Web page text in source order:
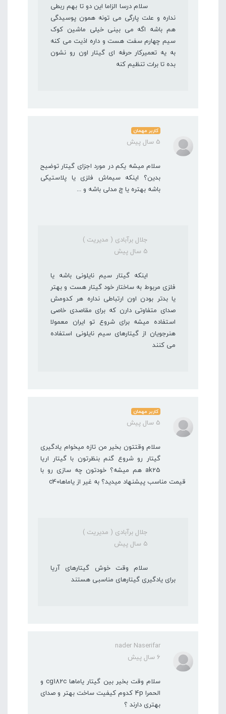
سلام درسا الزاما این دو تا بهم ربطی
نداره و علت پارگی می تونه همون پوسیدگی
هم باشه اگه می بینی خیلی ماشین کوک
سیم چهارم سفت هست و داره اذیت می کنه
به یه تعمیرکار حرفه ای گیتار اون رو نشون
بده تا برات تنظیم کنه
کاربر مهمان
5 سال پیش
سلام میشه یکم در مورد اجزای گیتار توضیح
بدین؟ اینکه سیماش فلزی یا پلاستیکی
باشه بهتره یا چ مدلی باشه و ‌...
جلال برآبادی ( مدیریت )
5 سال پیش
اینکه گیتار سیم نایلونی باشه یا
فلزی مربوط به ساختار خود گیتار هست و بهتر
یا بدتر بودن اون ارتباطی نداره هر کدومش
صدای متفاوتی دارن که برای مقاصدی خاصی
استفاده میشه برای شروع تو ایران معمولا
هنرجویان از گیتارهای سیم نایلونی استفاده
می کنند
کاربر مهمان
5 سال پیش
سلام وقتتون بخیر من تازه میخوام یادگیری
گیتار رو شروع گنم بنظرتون با گیتار اریا
ak25 هم میشه؟ خودتون چه سازی رو با
قیمت مناسب پیشنهاد میدید؟ به غیر از یاماهاc40
جلال برآبادی ( مدیریت )
5 سال پیش
سلام وقت خوش گیتارهای آریا
برای یادگیری گیتارهای مناسبی هستند
nader Naserifar
6 سال پیش
سلام وقت بخیر بین گیتار یاماها cg182c و
الحمرا 4p کدوم کیفیت ساخت بهتر و صدای
بهتری دارند ؟